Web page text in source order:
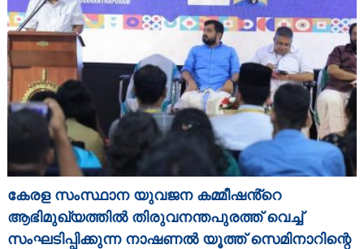
കേരള സംസ്ഥാന യുവജന കമ്മീഷൻ്റെ
ആഭിമുഖ്യത്തിൽ തിരുവനന്തപുരത്ത് വെച്ച്
സംഘടിപ്പിക്കുന്ന നാഷണൽ യൂത്ത് സെമിനാറിന്റെ